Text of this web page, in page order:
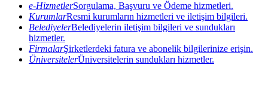
e-HizmetlerSorgulama, Başvuru ve Ödeme hizmetleri.
KurumlarResmi kurumların hizmetleri ve iletişim bilgileri.
BelediyelerBelediyelerin iletişim bilgileri ve sundukları
hizmetler.
FirmalarŞirketlerdeki fatura ve abonelik bilgilerinize erişin.
ÜniversitelerÜniversitelerin sundukları hizmetler.